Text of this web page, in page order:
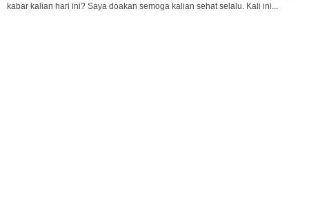
kabar kalian hari ini? Saya doakan semoga kalian sehat selalu. Kali ini...